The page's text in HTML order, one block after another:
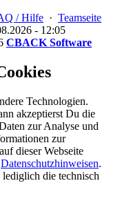
/ Hilfe · Teamseite
- 12:05
CBACK Software
Technologien.
akzeptierst Du die
zur Analyse und
zur
dieser Webseite
Datenschutzhinweisen.
lediglich die technisch